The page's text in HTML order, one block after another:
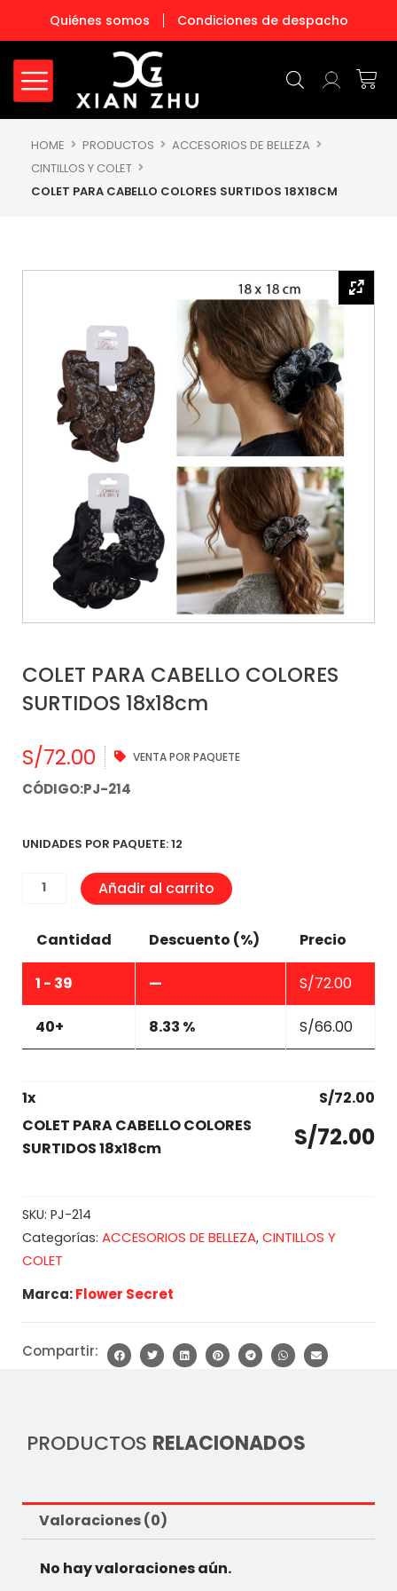
contenido
Quiénes somos Condiciones de despacho
HOME PRODUCTOS
ACCESORIOS DE BELLEZA
CINTILLOS Y COLET
COLET PARA CABELLO COLORES SURTIDOS 18X18CM
COLET PARA CABELLO COLORES
SURTIDOS 18x18cm
S/72.00 VENTA POR PAQUETE
CÓDIGO:PJ-214
UNIDADES POR PAQUETE: 12
COLET
CABELLO
SURTIDOS
cantidad
Añadir al carrito
Cantidad Descuento (%) Precio
1 - 39 — S/72.00
40+ 8.33 % S/66.00
1x S/72.00
COLET PARA CABELLO COLORES
SURTIDOS 18x18cm
S/72.00
SKU: PJ-214
Categorías: ACCESORIOS DE BELLEZA, CINTILLOS Y
COLET
Marca:Flower Secret
Compartir:
PRODUCTOS RELACIONADOS
Valoraciones (0)
No hay valoraciones aún.